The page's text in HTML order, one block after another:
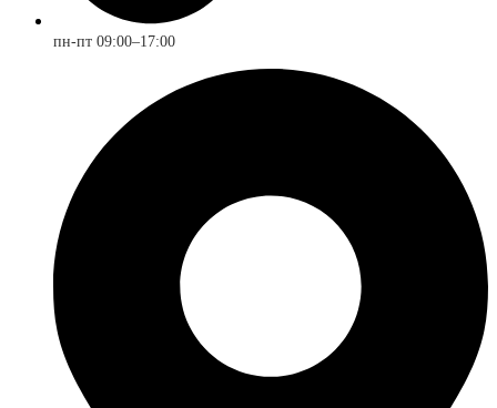
пн-пт 09:00–17:00